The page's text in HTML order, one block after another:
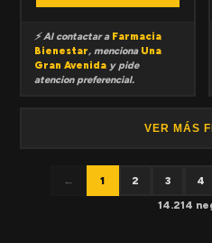
⚡ Al contactar a Farmacia
Bienestar, menciona Una
Gran Avenida y pide
atencion preferencial.
VER MÁS
← 1 2 3 4
14.214